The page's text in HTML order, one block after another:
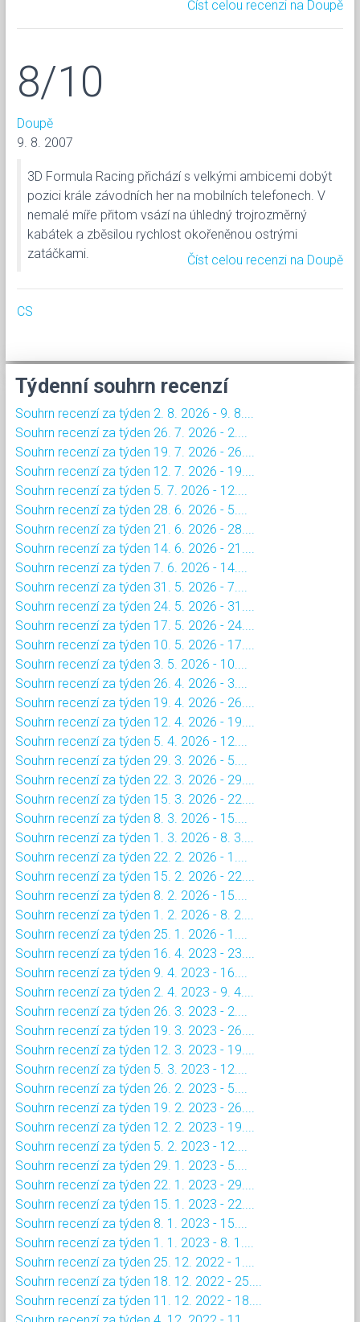
Číst celou recenzi na Doupě
8/10
Doupě
9. 8. 2007
3D Formula Racing přichází s velkými ambicemi dobýt
pozici krále závodních her na mobilních telefonech. V
nemalé míře přitom vsází na úhledný trojrozměrný
kabátek a zběsilou rychlost okořeněnou ostrými
zatáčkami.
Číst celou recenzi na Doupě
CS
Týdenní souhrn recenzí
Souhrn recenzí za týden 2. 8. 2026 - 9. 8....
Souhrn recenzí za týden 26. 7. 2026 - 2....
Souhrn recenzí za týden 19. 7. 2026 - 26....
Souhrn recenzí za týden 12. 7. 2026 - 19....
Souhrn recenzí za týden 5. 7. 2026 - 12....
Souhrn recenzí za týden 28. 6. 2026 - 5....
Souhrn recenzí za týden 21. 6. 2026 - 28....
Souhrn recenzí za týden 14. 6. 2026 - 21....
Souhrn recenzí za týden 7. 6. 2026 - 14....
Souhrn recenzí za týden 31. 5. 2026 - 7....
Souhrn recenzí za týden 24. 5. 2026 - 31....
Souhrn recenzí za týden 17. 5. 2026 - 24....
Souhrn recenzí za týden 10. 5. 2026 - 17....
Souhrn recenzí za týden 3. 5. 2026 - 10....
Souhrn recenzí za týden 26. 4. 2026 - 3....
Souhrn recenzí za týden 19. 4. 2026 - 26....
Souhrn recenzí za týden 12. 4. 2026 - 19....
Souhrn recenzí za týden 5. 4. 2026 - 12....
Souhrn recenzí za týden 29. 3. 2026 - 5....
Souhrn recenzí za týden 22. 3. 2026 - 29....
Souhrn recenzí za týden 15. 3. 2026 - 22....
Souhrn recenzí za týden 8. 3. 2026 - 15....
Souhrn recenzí za týden 1. 3. 2026 - 8. 3....
Souhrn recenzí za týden 22. 2. 2026 - 1....
Souhrn recenzí za týden 15. 2. 2026 - 22....
Souhrn recenzí za týden 8. 2. 2026 - 15....
Souhrn recenzí za týden 1. 2. 2026 - 8. 2....
Souhrn recenzí za týden 25. 1. 2026 - 1....
Souhrn recenzí za týden 16. 4. 2023 - 23....
Souhrn recenzí za týden 9. 4. 2023 - 16....
Souhrn recenzí za týden 2. 4. 2023 - 9. 4....
Souhrn recenzí za týden 26. 3. 2023 - 2....
Souhrn recenzí za týden 19. 3. 2023 - 26....
Souhrn recenzí za týden 12. 3. 2023 - 19....
Souhrn recenzí za týden 5. 3. 2023 - 12....
Souhrn recenzí za týden 26. 2. 2023 - 5....
Souhrn recenzí za týden 19. 2. 2023 - 26....
Souhrn recenzí za týden 12. 2. 2023 - 19....
Souhrn recenzí za týden 5. 2. 2023 - 12....
Souhrn recenzí za týden 29. 1. 2023 - 5....
Souhrn recenzí za týden 22. 1. 2023 - 29....
Souhrn recenzí za týden 15. 1. 2023 - 22....
Souhrn recenzí za týden 8. 1. 2023 - 15....
Souhrn recenzí za týden 1. 1. 2023 - 8. 1....
Souhrn recenzí za týden 25. 12. 2022 - 1....
Souhrn recenzí za týden 18. 12. 2022 - 25....
Souhrn recenzí za týden 11. 12. 2022 - 18....